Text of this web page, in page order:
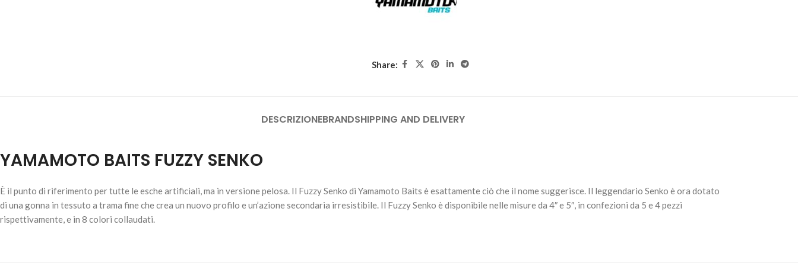
Share:
DESCRIZIONEBRANDSHIPPING AND DELIVERY
YAMAMOTO BAITS FUZZY SENKO
È il punto di riferimento per tutte le esche artificiali, ma in versione pelosa. Il Fuzzy Senko di Yamamoto Baits è esattamente ciò che il nome suggerisce. Il leggendario Senko è ora dotato
di una gonna in tessuto a trama fine che crea un nuovo profilo e un’azione secondaria irresistibile. Il Fuzzy Senko è disponibile nelle misure da 4″ e 5″, in confezioni da 5 e 4 pezzi
rispettivamente, e in 8 colori collaudati.